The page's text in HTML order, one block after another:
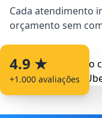
4.9 ★
+1.000 avaliações
Cada atendimento
orçamento sem